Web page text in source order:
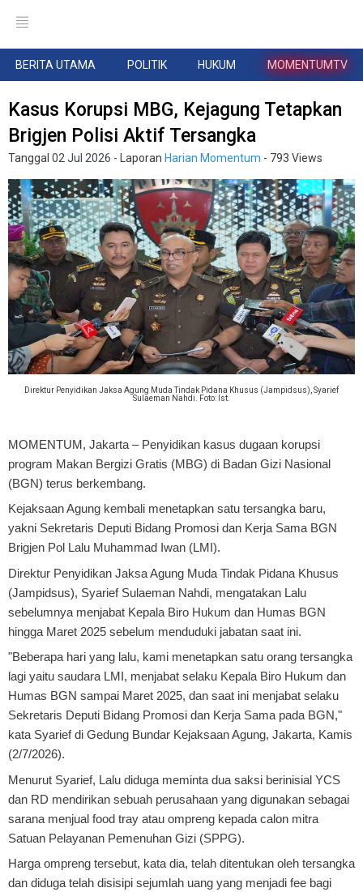
BERITA UTAMA POLITIK HUKUM MOMENTUMTV
Kasus Korupsi MBG, Kejagung Tetapkan
Brigjen Polisi Aktif Tersangka
Tanggal 02 Jul 2026 - Laporan Harian Momentum - 793 Views
Direktur Penyidikan Jaksa Agung Muda Tindak Pidana Khusus (Jampidsus), Syarief
Sulaeman Nahdi. Foto: Ist.
MOMENTUM, Jakarta – Penyidikan kasus dugaan korupsi
program Makan Bergizi Gratis (MBG) di Badan Gizi Nasional
(BGN) terus berkembang.
Kejaksaan Agung kembali menetapkan satu tersangka baru,
yakni Sekretaris Deputi Bidang Promosi dan Kerja Sama BGN
Brigjen Pol Lalu Muhammad Iwan (LMI).
Direktur Penyidikan Jaksa Agung Muda Tindak Pidana Khusus
(Jampidsus), Syarief Sulaeman Nahdi, mengatakan Lalu
sebelumnya menjabat Kepala Biro Hukum dan Humas BGN
hingga Maret 2025 sebelum menduduki jabatan saat ini.
"Beberapa hari yang lalu, kami menetapkan satu orang tersangka
lagi yaitu saudara LMI, menjabat selaku Kepala Biro Hukum dan
Humas BGN sampai Maret 2025, dan saat ini menjabat selaku
Sekretaris Deputi Bidang Promosi dan Kerja Sama pada BGN,"
kata Syarief di Gedung Bundar Kejaksaan Agung, Jakarta, Kamis
(2/7/2026).
Menurut Syarief, Lalu diduga meminta dua saksi berinisial YCS
dan RD mendirikan sebuah perusahaan yang digunakan sebagai
sarana menjual food tray atau ompreng kepada calon mitra
Satuan Pelayanan Pemenuhan Gizi (SPPG).
Harga ompreng tersebut, kata dia, telah ditentukan oleh tersangka
dan diduga telah disisipi sejumlah uang yang menjadi fee bagi